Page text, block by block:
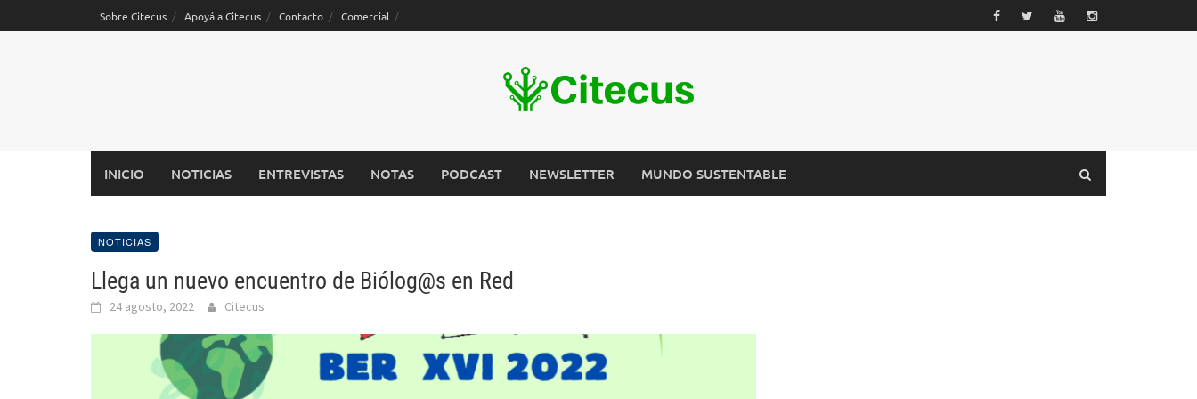
Sobre Citecus Apoyá a Citecus Contacto Comercial
INICIO NOTICIAS ENTREVISTAS NOTAS PODCAST NEWSLETTER MUNDO SUSTENTABLE
NOTICIAS
Llega un nuevo encuentro de Biólog@s en Red
24 agosto, 2022 Citecus